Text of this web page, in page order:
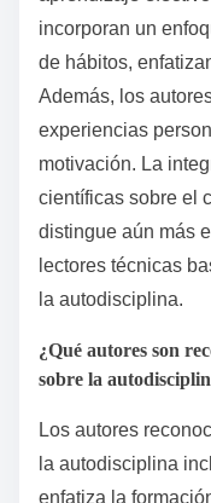
de
experiencias
motivación. La
científicas sobre el
distingue aún más
lectores técnicas